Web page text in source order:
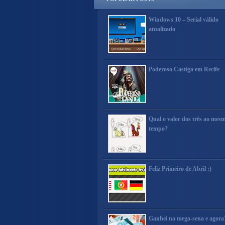
Windows 10 – Serial válido
atualizado
Poderoso Castiga em Recife
Qual o valor dos três ao
tempo?
Feliz Primeiro de Abril :)
Ganhei na mega-sena e